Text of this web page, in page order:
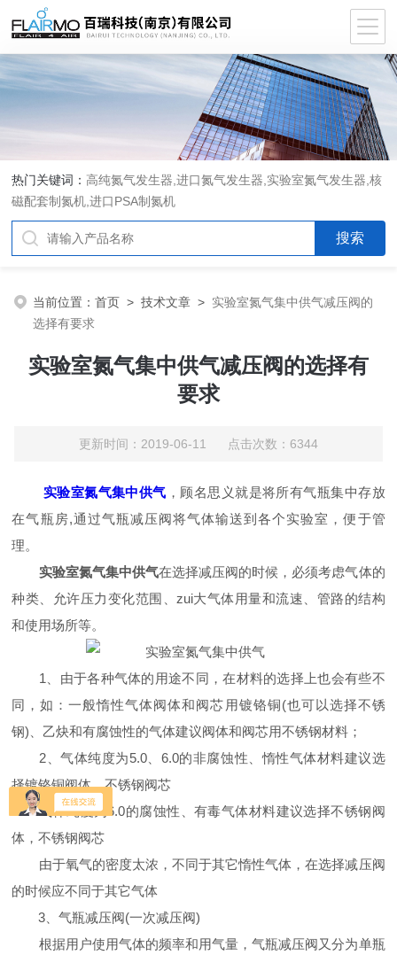
热门关键词： 高纯氮气发生器,进口氮气发生器,实验室氮气发生器,核
磁配套制氮机,进口PSA制氮机
当前位置：首页 >技术文章 > 实验室氮气集中供气减压阀的
选择有要求
实验室氮气集中供气减压阀的选择有
要求
更新时间：2019-06-11 点击次数：6344
实验室氮气集中供气 ，顾名思义就是将所有气瓶集中存放
在气瓶房,通过气瓶减压阀将气体输送到各个实验室，便于管
理。
实验室氮气集中供气在选择减压阀的时候，必须考虑气体的
种类、允许压力变化范围、zui大气体用量和流速、管路的结构
和使用场所等。
1、由于各种气体的用途不同，在材料的选择上也会有些不
同，如：一般惰性气体阀体和阀芯用镀铬铜(也可以选择不锈
钢)、乙炔和有腐蚀性的气体建议阀体和阀芯用不锈钢材料；
2、气体纯度为5.0、6.0的非腐蚀性、惰性气体材料建议选
择镀铬铜阀体，不锈钢阀芯
气体纯度为6.0的腐蚀性、有毒气体材料建议选择不锈钢阀
体，不锈钢阀芯
由于氧气的密度太浓，不同于其它惰性气体，在选择减压阀
的时候应不同于其它气体
3、气瓶减压阀(一次减压阀)
根据用户使用气体的频率和用气量，气瓶减压阀又分为单瓶